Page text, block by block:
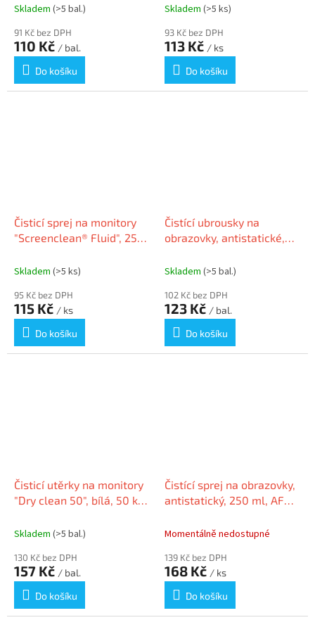
Skladem (>5 bal.)
91 Kč bez DPH
110 Kč / bal.
Do košíku
Skladem (>5 ks)
93 Kč bez DPH
113 Kč / ks
Do košíku
Čisticí sprej na monitory
"Screenclean® Fluid", 250
Skladem (>5 ks)
95 Kč bez DPH
115 Kč / ks
Do košíku
Čistící ubrousky na
obrazovky, antistatické,
Skladem (>5 bal.)
102 Kč bez DPH
123 Kč / bal.
Do košíku
Čisticí utěrky na monitory
"Dry clean 50", bílá, 50 ks,
Skladem (>5 bal.)
130 Kč bez DPH
157 Kč / bal.
Do košíku
Čistící sprej na obrazovky,
antistatický, 250 ml, AF
Momentálně nedostupné
139 Kč bez DPH
168 Kč / ks
Do košíku